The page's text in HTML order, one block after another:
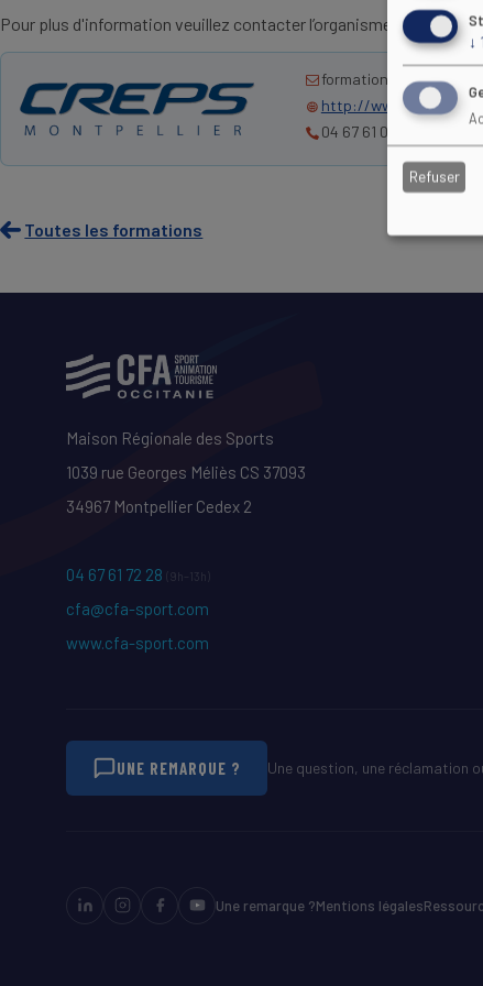
Pour plus d'information veuillez contacter l’organisme de
formation@creps-
http://www.creps-
04 67 61 05 22
Toutes les formations
Maison Régionale des Sports
1039 rue Georges Méliès CS 37093
34967 Montpellier Cedex 2
04 67 61 72 28 (9h–13h)
cfa@cfa-sport.com
www.cfa-sport.com
UNE REMARQUE ? Une question, une réclamation
Une remarque ?Mentions légales
↓ 1
Refuser